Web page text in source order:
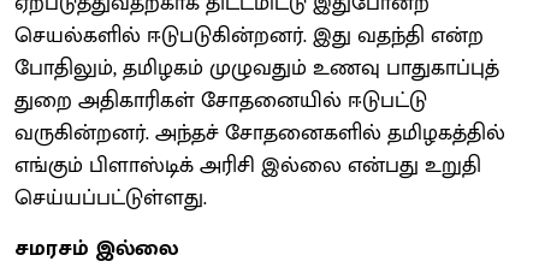
செயல்களில் ஈடுபடுகின்றனர். இது வதந்தி என்ற
போதிலும், தமிழகம் முழுவதும் உணவு பாதுகாப்புத்
துறை அதிகாரிகள் சோதனையில் ஈடுபட்டு
வருகின்றனர். அந்தச் சோதனைகளில் தமிழகத்தில்
எங்கும் பிளாஸ்டிக் அரிசி இல்லை என்பது உறுதி
செய்யப்பட்டுள்ளது.
சமரசம் இல்லை